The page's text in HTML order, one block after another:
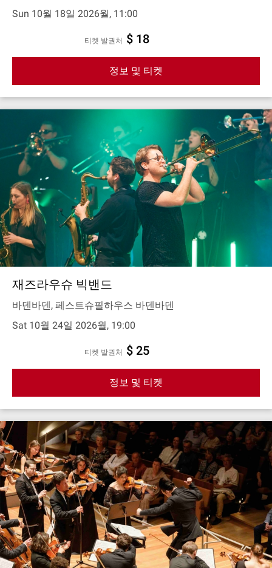
Sun 10월 18일 2026월, 11:00
티켓 발권처 $ 18
정보 및 티켓
재즈라우슈 빅밴드
바덴바덴, 페스트슈필하우스 바덴바덴
Sat 10월 24일 2026월, 19:00
티켓 발권처 $ 25
정보 및 티켓